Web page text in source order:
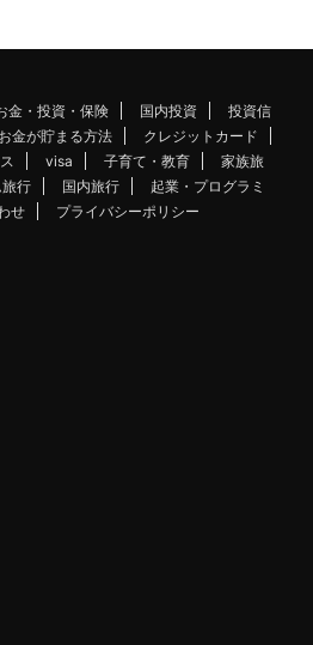
金・投資・保険 国内投資
投資信
金が貯まる方法
クレジットカード
visa 子育て・教育
家族旅
行 国内旅行
起業・プログラミ
せ プライバシーポリシー